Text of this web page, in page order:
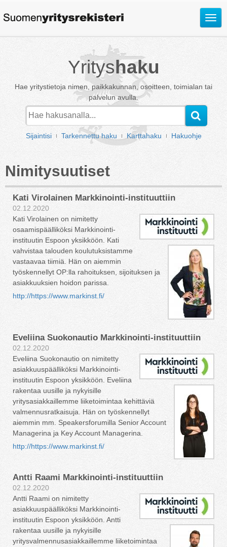
Avaa
Yrityshaku
Hae yritystietoja nimen, paikkakunnan, osoitteen, toimialan tai
palvelun avulla.
Sijaintisi Tarkennettu haku Karttahaku Hakuohje
Nimitysuutiset
Kati Virolainen Markkinointi-instituuttiin
02.12.2020
Kati Virolainen on nimitetty
osaamispäälliköksi Markkinointi-
instituutin Espoon yksikköön. Kati
vahvistaa talouden koulutuksistamme
vastaavaa tiimiä. Hän on aiemmin
työskennellyt OP:lla rahoituksen, sijoituksen ja
asiakkuuksien hoidon parissa.
http://https://www.markinst.fi/
Eveliina Suokonautio Markkinointi-instituuttiin
02.12.2020
Eveliina Suokonautio on nimitetty
asiakkuuspäälliköksi Markkinointi-
instituutin Espoon yksikköön. Eveliina
rakentaa uusille ja nykyisille
yritysasiakkaillemme liiketoimintaa kehittäviä
valmennusratkaisuja. Hän on työskennellyt
aiemmin mm. Speakersforumilla Senior Account
Managerina ja Key Account Managerina.
http://https://www.markinst.fi/
Antti Raami Markkinointi-instituuttiin
02.12.2020
Antti Raami on nimitetty
asiakkuuspäälliköksi Markkinointi-
instituutin Espoon yksikköön. Antti
rakentaa uusille ja nykyisille
yritysvalmennusasiakkaillemme liiketoimintaa